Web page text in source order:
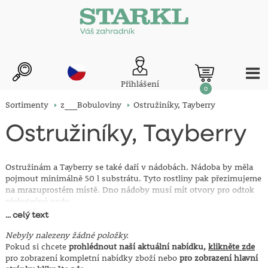
Přihlášení 0
Sortimenty z___Bobuloviny Ostružiníky, Tayberry
Ostružiníky, Tayberry
Ostružinám a Tayberry se také daří v nádobách. Nádoba by měla
pojmout minimálně 50 l substrátu. Tyto rostliny pak přezimujeme
na mrazuprostém místě. Dno nádoby musí mít otvory pro odtok
přebytečné vody.
Upozornění pro jarní sezónu sezónu:
zasíláme ve stádiu vegetačního klidu, tedy nenarašené. Před
odesláním jsou uloženy při stálé nízké teplotě, čímž je doba
... celý text
Nebyly nalezeny žádné položky.
Pokud si chcete prohlédnout naší aktuální nabídku, klikněte zde
pro zobrazení kompletní nabídky zboží nebo pro zobrazení hlavní